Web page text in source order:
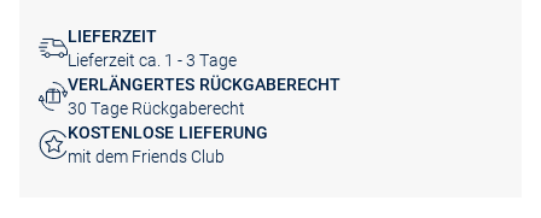
LIEFERZEIT
Lieferzeit ca. 1 - 3 Tage
VERLÄNGERTES RÜCKGABERECHT
30 Tage Rückgaberecht
KOSTENLOSE LIEFERUNG
mit dem Friends Club